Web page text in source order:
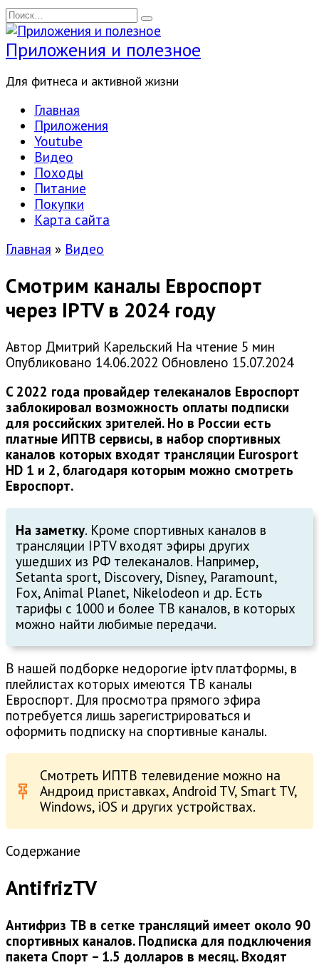
Перейти
к
содержанию
Search
for:
Приложения и полезное
Для фитнеса и активной жизни
Главная
Приложения
Youtube
Видео
Походы
Питание
Покупки
Карта сайта
Главная » Видео
Смотрим каналы Евроспорт
через IPTV в 2024 году
Автор Дмитрий Карельский На чтение 5 мин
Опубликовано 14.06.2022 Обновлено 15.07.2024
C 2022 года провайдер телеканалов Евроспорт
заблокировал возможность оплаты подписки
для российских зрителей. Но в России есть
платные ИПТВ сервисы, в набор спортивных
каналов которых входят трансляции Eurosport
HD 1 и 2, благодаря которым можно смотреть
Евроспорт.
На заметку. Кроме спортивных каналов в
трансляции IPTV входят эфиры других
ушедших из РФ телеканалов. Например,
Setanta sport, Discovery, Disney, Paramount,
Fox, Animal Planet, Nikelodeon и др. Есть
тарифы с 1000 и более ТВ каналов, в которых
можно найти любимые передачи.
В нашей подборке недорогие iptv платформы, в
плейлистах которых имеются ТВ каналы
Евроспорт. Для просмотра прямого эфира
потребуется лишь зарегистрироваться и
оформить подписку на спортивные каналы.
Смотреть ИПТВ телевидение можно на
Андроид приставках, Android TV, Smart TV,
Windows, iOS и других устройствах.
Содержание
AntifrizTV
Антифриз ТВ в сетке трансляций имеет около 90
спортивных каналов. Подписка для подключения
пакета Спорт – 1.5 долларов в месяц. Входят